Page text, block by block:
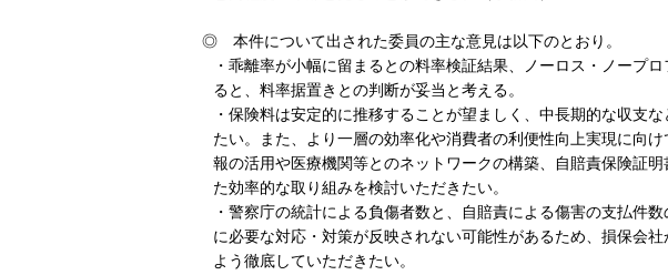
◎ 本件について出された委員の主な意見は以下のとおり。
・乖離率が小幅に留まるとの料率検証結果、ノーロス・ノープ
ると、料率据置きとの判断が妥当と考える。
・保険料は安定的に推移することが望ましく、中長期的な収支
たい。また、より一層の効率化や消費者の利便性向上実現に向
報の活用や医療機関等とのネットワークの構築、自賠責保険証
た効率的な取り組みを検討いただきたい。
・警察庁の統計による負傷者数と、自賠責による傷害の支払件
に必要な対応・対策が反映されない可能性があるため、損保会
よう徹底していただきたい。